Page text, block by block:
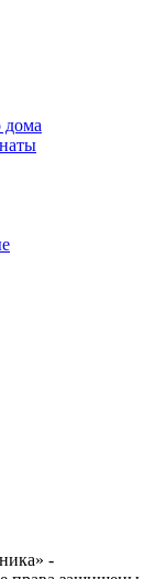
дома
-